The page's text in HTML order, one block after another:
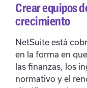
Crear equipos
crecimiento
NetSuite está
en la forma en
las finanzas, los
normativo y el